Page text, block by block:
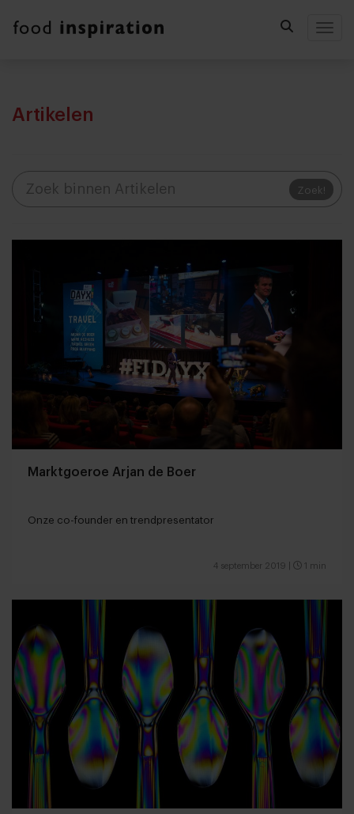
Artikelen
Zoek!
Marktgoeroe Arjan de Boer
Onze co-founder en trendpresentator
4 september 2019 1 min